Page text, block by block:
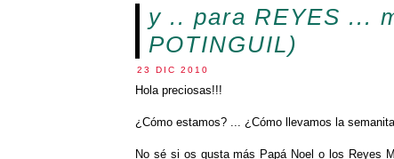
y .. para REYES ...
POTINGUIL)
23 DIC 2010
Hola preciosas!!!
¿Cómo estamos? ... ¿Cómo llevamos la
No sé si os gusta más Papá Noel o los Reyes